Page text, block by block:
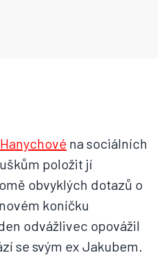
Hanychové na sociálních
položit jí
obvyklých dotazů o
koníčku
odvážlivec opovážil
se svým ex Jakubem.